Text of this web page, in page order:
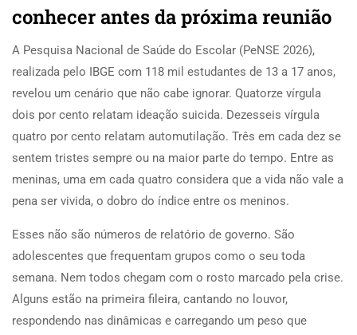
conhecer antes da próxima reunião
A Pesquisa Nacional de Saúde do Escolar (PeNSE 2026),
realizada pelo IBGE com 118 mil estudantes de 13 a 17 anos,
revelou um cenário que não cabe ignorar. Quatorze vírgula
dois por cento relatam ideação suicida. Dezesseis vírgula
quatro por cento relatam automutilação. Três em cada dez se
sentem tristes sempre ou na maior parte do tempo. Entre as
meninas, uma em cada quatro considera que a vida não vale a
pena ser vivida, o dobro do índice entre os meninos.
Esses não são números de relatório de governo. São
adolescentes que frequentam grupos como o seu toda
semana. Nem todos chegam com o rosto marcado pela crise.
Alguns estão na primeira fileira, cantando no louvor,
respondendo nas dinâmicas e carregando um peso que